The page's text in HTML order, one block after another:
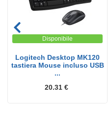
Disponibile
Logitech Desktop MK120
tastiera Mouse incluso USB
...
20.31 €